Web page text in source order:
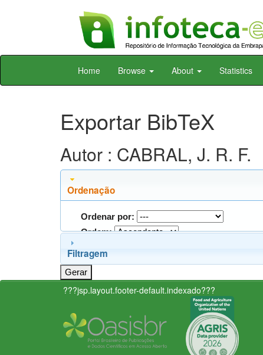
Skip
Home Browse About Statistics
Exportar BibTeX
Autor : CABRAL, J. R. F.
Ordenação
Ordenar por:
Ordem:
Filtragem
???jsp.layout.footer-default.indexado???